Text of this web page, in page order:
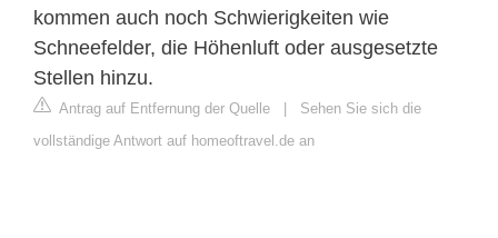
kommen auch noch Schwierigkeiten wie
Schneefelder, die Höhenluft oder ausgesetzte
Stellen hinzu.
Antrag auf Entfernung der Quelle | Sehen Sie sich die
vollständige Antwort auf homeoftravel.de an